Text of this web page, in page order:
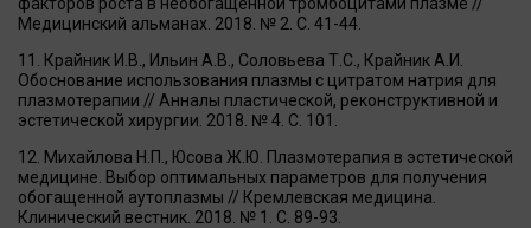
Медицинский альманах. 2018. № 2. С. 41-44.
Крайник И.В., Ильин А.В., Соловьева Т.С., Крайник А.И.
Обоснование использования плазмы с цитратом натрия для
плазмотерапии // Анналы пластической, реконструктивной и
эстетической хирургии. 2018. № 4. С. 101.
Михайлова Н.П., Юсова Ж.Ю. Плазмотерапия в эстетической
медицине. Выбор оптимальных параметров для получения
обогащенной аутоплазмы // Кремлевская медицина.
Клинический вестник. 2018. № 1. С. 89-93.